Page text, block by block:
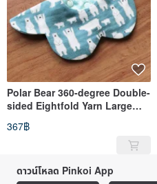
Polar Bear 360-degree Double-
sided Eightfold Yarn Large
Flower Pocket
367฿
ดาวน์โหลด Pinkoi App